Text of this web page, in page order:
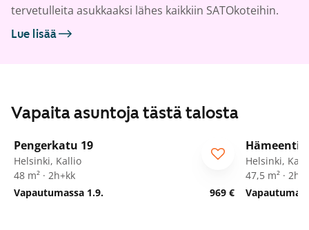
tervetulleita asukkaaksi lähes kaikkiin SATOkoteihin.
Lue lisää
Vapaita asuntoja tästä talosta
/27
Pengerkatu 19
Helsinki, Kallio
48 m² · 2h+kk
Vapautumassa 1.9.
969 €
Hämeentie
Helsinki,
47,5 m² ·